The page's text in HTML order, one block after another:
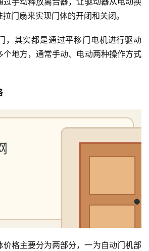
门扇来实现门体的开闭和关闭。
，其实都是通过平移门电机进行驱动
个地方，通常手动、电动两种操作方式
价格主要分为两部分，一为自动门机部